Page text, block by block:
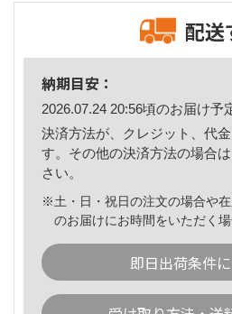
配送
納期目安：
2026.07.24 20:56頃のお届け予
決済方法が、クレジット、代
す。その他の決済方法の場合は
さい。
※土・日・祝日の注文の場合や
のお届けにお時間をいただく場
即日出荷条件